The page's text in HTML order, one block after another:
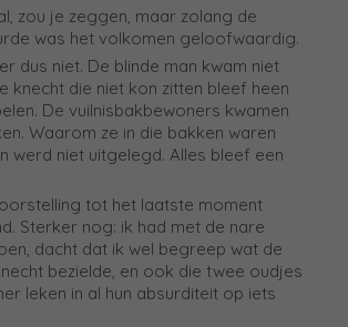
zou je zeggen, maar zolang de
was het volkomen geloofwaardig.
dus niet. De blinde man kwam niet
knecht die niet kon zitten bleef heen
De vuilnisbakbewoners kwamen
Waarom ze in die bakken waren
werd niet uitgelegd. Alles bleef een
tot het laatste moment
Sterker nog: ik had met de nare
dacht dat ik wel begreep wat de
bezielde, en ook die twee oudjes
leken in al hun absurditeit op iets